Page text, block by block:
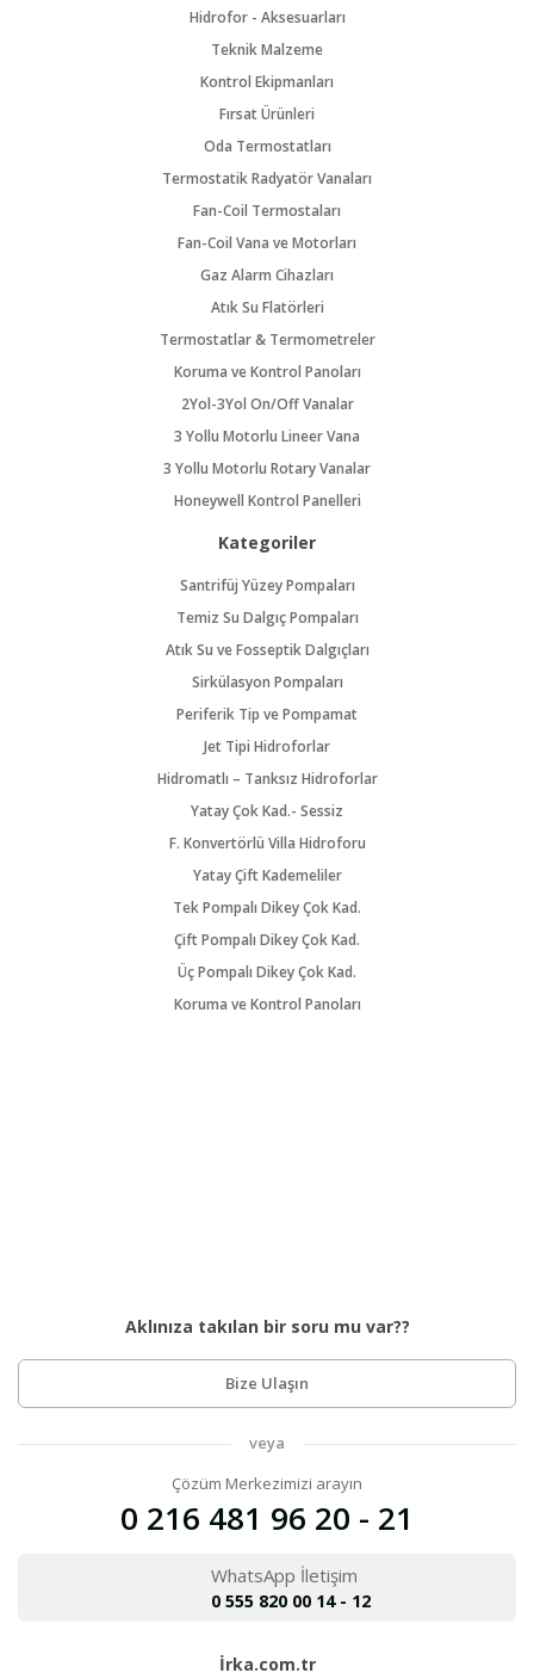
Hidrofor - Aksesuarları
Teknik Malzeme
Kontrol Ekipmanları
Fırsat Ürünleri
Oda Termostatları
Termostatik Radyatör Vanaları
Fan-Coil Termostaları
Fan-Coil Vana ve Motorları
Gaz Alarm Cihazları
Atık Su Flatörleri
Termostatlar & Termometreler
Koruma ve Kontrol Panoları
2Yol-3Yol On/Off Vanalar
3 Yollu Motorlu Lineer Vana
3 Yollu Motorlu Rotary Vanalar
Honeywell Kontrol Panelleri
Kategoriler
Santrifüj Yüzey Pompaları
Temiz Su Dalgıç Pompaları
Atık Su ve Fosseptik Dalgıçları
Sirkülasyon Pompaları
Periferik Tip ve Pompamat
Jet Tipi Hidroforlar
Hidromatlı – Tanksız Hidroforlar
Yatay Çok Kad.- Sessiz
F. Konvertörlü Villa Hidroforu
Yatay Çift Kademeliler
Tek Pompalı Dikey Çok Kad.
Çift Pompalı Dikey Çok Kad.
Üç Pompalı Dikey Çok Kad.
Koruma ve Kontrol Panoları
Aklınıza takılan bir soru mu var??
Bize Ulaşın
veya
Çözüm Merkezimizi arayın
0 216 481 96 20 - 21
WhatsApp İletişim
0 555 820 00 14 - 12
İrka.com.tr